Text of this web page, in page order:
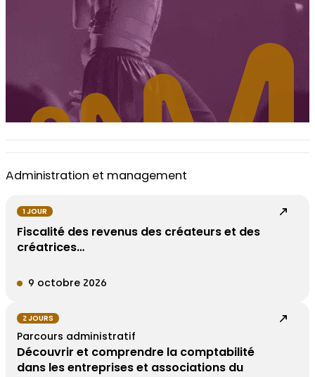
Administration et management
1 JOUR
Fiscalité des revenus des créateurs et des
créatrices…
9 octobre 2026
2 JOURS
Parcours administratif
Découvrir et comprendre la comptabilité
dans les entreprises et associations du